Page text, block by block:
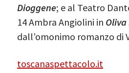
Dioggene; e al Teatro
14 Ambra Angiolini in Oliva
dall’omonimo romanzo di
toscanaspettacolo.it